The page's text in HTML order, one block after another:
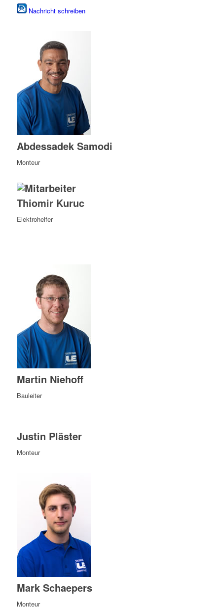
Nachricht schreiben
Abdessadek Samodi
Monteur
Thiomir Kuruc
Elektrohelfer
Martin Niehoff
Bauleiter
Justin Pläster
Monteur
Mark Schaepers
Monteur